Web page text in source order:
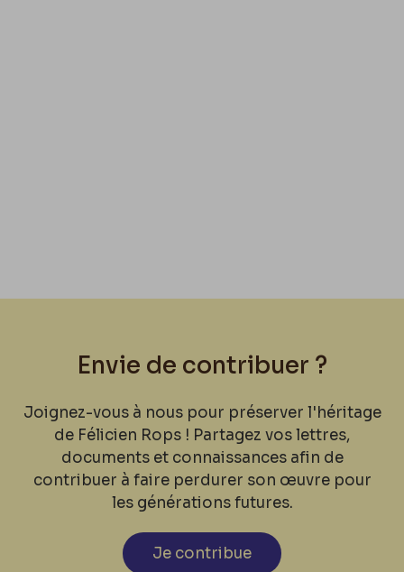
Envie de contribuer ?
Joignez-vous à nous pour préserver l'héritage
de Félicien Rops ! Partagez vos lettres,
documents et connaissances afin de
contribuer à faire perdurer son œuvre pour
les générations futures.
Je contribue